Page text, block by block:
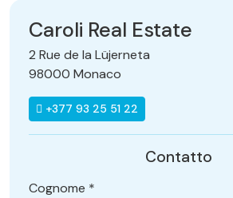
Caroli Real Estate
2 Rue de la Lüjerneta
98000 Monaco
+377 93 25 51 22
Contatto
Cognome *